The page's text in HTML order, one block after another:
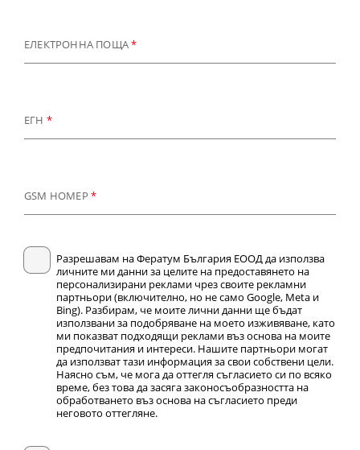
ЕЛЕКТРОННА ПОЩА*
ЕГН *
GSM НОМЕР *
Разрешавам на Фератум България ЕООД да използва
личните ми данни за целите на предоставянето на
персонализирани реклами чрез своите рекламни
партньори (включително, но не само Google, Meta и
Bing). Разбирам, че моите лични данни ще бъдат
използвани за подобряване на моето изживяване, като
ми показват подходящи реклами въз основа на моите
предпочитания и интереси. Нашите партньори могат
да използват тази информация за свои собствени цели.
Наясно съм, че мога да оттегля съгласието си по всяко
време, без това да засяга законосъобразността на
обработването въз основа на съгласието преди
неговото оттегляне.